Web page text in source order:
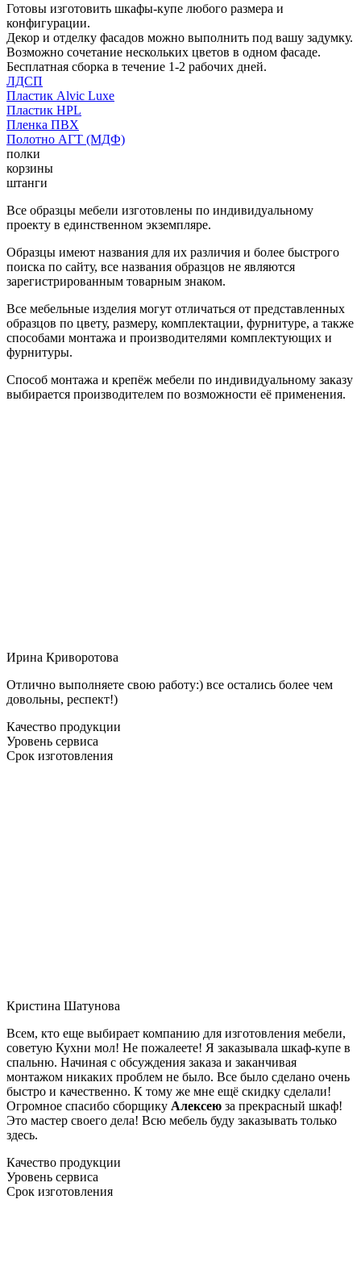
Готовы изготовить шкафы-купе любого размера и
конфигурации.
Декор и отделку фасадов можно выполнить под вашу задумку.
Возможно сочетание нескольких цветов в одном фасаде.
Бесплатная сборка в течение 1-2 рабочих дней.
ЛДСП
Пластик Alvic Luxe
Пластик HPL
Пленка ПВХ
Полотно АГТ (МДФ)
полки
корзины
штанги
Все образцы мебели изготовлены по индивидуальному
проекту в единственном экземпляре.
Образцы имеют названия для их различия и более быстрого
поиска по сайту, все названия образцов не являются
зарегистрированным товарным знаком.
Все мебельные изделия могут отличаться от представленных
образцов по цвету, размеру, комплектации, фурнитуре, а также
способами монтажа и производителями комплектующих и
фурнитуры.
Способ монтажа и крепёж мебели по индивидуальному заказу
выбирается производителем по возможности её применения.
Ирина Криворотова
Отлично выполняете свою работу:) все остались более чем
довольны, респект!)
Качество продукции
Уровень сервиса
Срок изготовления
Кристина Шатунова
Всем, кто еще выбирает компанию для изготовления мебели,
советую Кухни мол! Не пожалеете! Я заказывала шкаф-купе в
спальню. Начиная с обсуждения заказа и заканчивая
монтажом никаких проблем не было. Все было сделано очень
быстро и качественно. К тому же мне ещё скидку сделали!
Огромное спасибо сборщику Алексею за прекрасный шкаф!
Это мастер своего дела! Всю мебель буду заказывать только
здесь.
Качество продукции
Уровень сервиса
Срок изготовления